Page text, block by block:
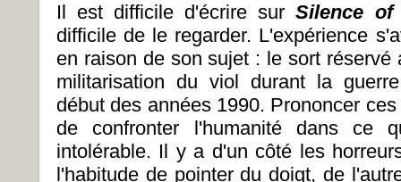
Il est difficile d'écrire surSilence of
difficile de le regarder. L'expérience
en raison de son sujet : le sort
militarisation du viol durant la
début des années 1990. Prononcer
de confronter l'humanité dans ce
intolérable. Il y a d'un côté les
l'habitude de pointer du doigt, de